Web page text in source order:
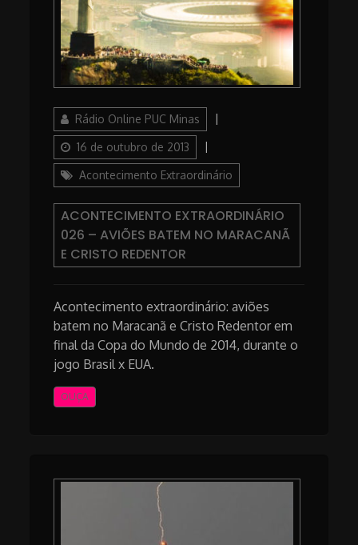
AuthorRádio Online PUC Minas
16 de outubro de 2013
Acontecimento Extraordinário
ACONTECIMENTO EXTRAORDINÁRIO
026 – AVIÕES BATEM NO MARACANÃ
E CRISTO REDENTOR
Acontecimento extraordinário: aviões
batem no Maracanã e Cristo Redentor em
final da Copa do Mundo de 2014, durante o
jogo Brasil x EUA.
OUÇA